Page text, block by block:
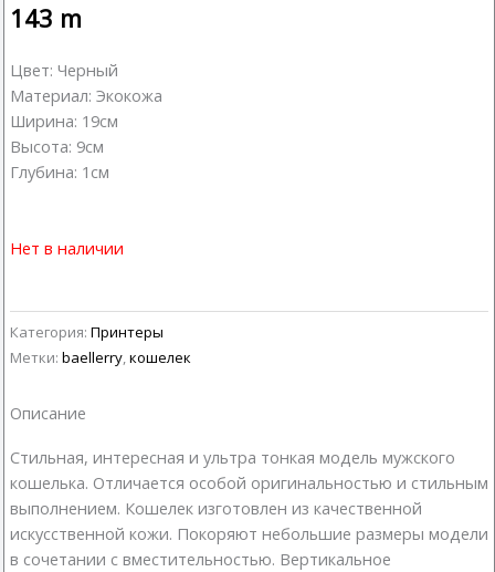
143 m
Цвет: Черный
Материал: Экокожа
Ширина: 19см
Высота: 9см
Глубина: 1см
Нет в наличии
Категория: Принтеры
Метки: baellerry,кошелек
Описание
Стильная, интересная и ультра тонкая модель мужского
кошелька. Отличается особой оригинальностью и стильным
выполнением. Кошелек изготовлен из качественной
искусственной кожи. Покоряют небольшие размеры модели
в сочетании с вместительностью. Вертикальное